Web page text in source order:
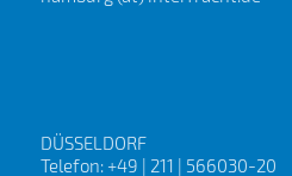
DÜSSELDORF
Telefon: +49 | 211 | 566030-20